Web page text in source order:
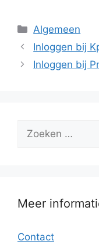
Categorieën
Algemeen
Inloggen bij
Inloggen bij
Zoek
Meer
Contact